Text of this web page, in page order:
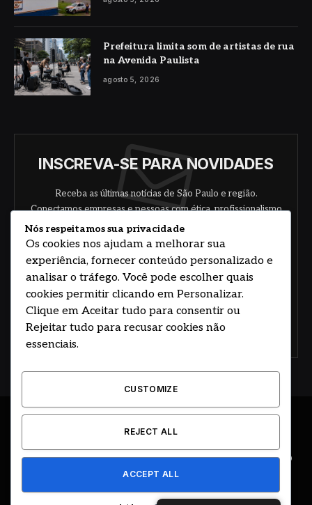
Prefeitura limita som de artistas de rua
na Avenida Paulista
agosto 5, 2026
INSCREVA-SE PARA NOVIDADES
Receba as últimas notícias de São Paulo e região.
Conectamos empresas e pessoas com ética, profissionalismo
e responsabilidade.
Concorde com nossos termos e acordo de
© 2026 DESENVOLVIDO POR HOSTING PRIME BRASIL
ÚLTIMAS NOTÍCIAS DESTAQUES
CIDADE E REGIÃO
EDITORIAL EVENTOS
Nós respeitamos sua privacidade
Os cookies nos ajudam a melhorar sua
experiência, fornecer conteúdo personalizado e
analisar o tráfego. Você pode escolher quais
cookies permitir clicando em Personalizar.
Clique em Aceitar tudo para consentir ou
Rejeitar tudo para recusar cookies não
essenciais.
CUSTOMIZE
REJECT ALL
ACCEPT ALL